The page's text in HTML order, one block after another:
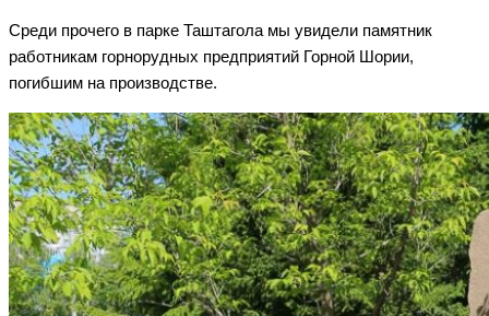
Среди прочего в парке Таштагола мы увидели памятник
работникам горнорудных предприятий Горной Шории,
погибшим на производстве.